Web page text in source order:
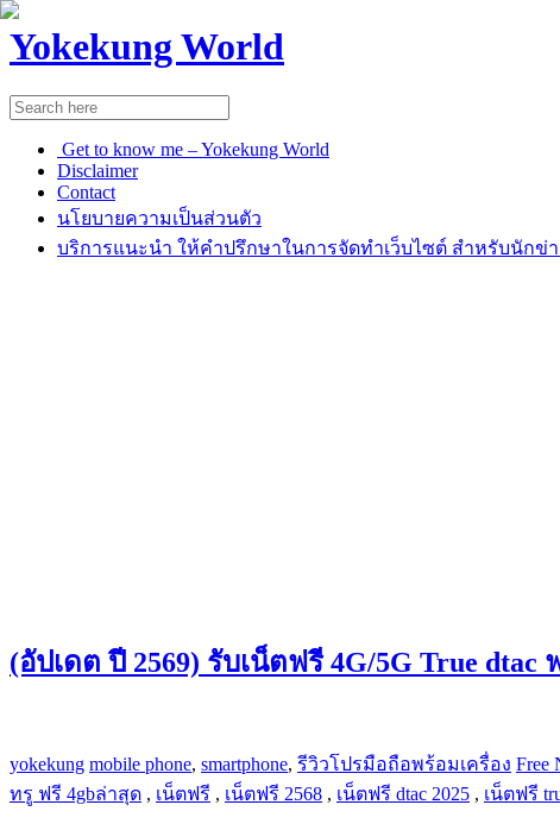
Yokekung World
Get to know me – Yokekung World
Disclaimer
Contact
นโยบายความเป็นส่วนตัว
บริการแนะนำ ให้คำปรึกษาในการจัดทำเว็บไซต์ สำหรับนักข่า
(อัปเดต ปี 2569) รับเน็ตฟรี 4G/5G True dtac
yokekung mobile phone, smartphone, รีวิวโปรมือถือพร้อมเครื่อง Free
ทรู ฟรี 4gbล่าสุด , เน็ตฟรี , เน็ตฟรี 2568 , เน็ตฟรี dtac 2025 , เน็ตฟรี